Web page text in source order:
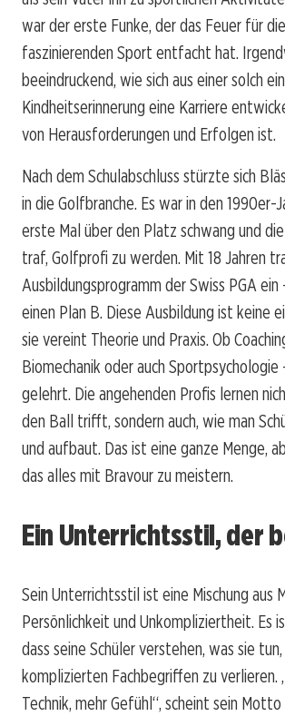
war der erste Funke, der das Feuer für
faszinierenden Sport entfacht hat.
beeindruckend, wie sich aus einer solch
Kindheitserinnerung eine Karriere
von Herausforderungen und Erfolgen ist.
Nach dem Schulabschluss stürzte sich
in die Golfbranche. Es war in den 1990er-
erste Mal über den Platz schwang und
traf, Golfprofi zu werden. Mit 18 Jahren
Ausbildungsprogramm der Swiss PGA ein
einen Plan B. Diese Ausbildung ist keine
sie vereint Theorie und Praxis. Ob
Biomechanik oder auch Sportpsychologie
gelehrt. Die angehenden Profis lernen
den Ball trifft, sondern auch, wie man
und aufbaut. Das ist eine ganze Menge,
das alles mit Bravour zu meistern.
Ein Unterrichtsstil, der
Sein Unterrichtsstil ist eine Mischung aus
Persönlichkeit und Unkompliziertheit. Es
dass seine Schüler verstehen, was sie tun,
komplizierten Fachbegriffen zu verlieren.
Technik, mehr Gefühl“, scheint sein Motto